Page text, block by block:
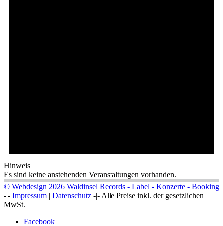
Hinweis
Es sind keine anstehenden Veranstaltungen vorhanden.
© Webdesign 2026 Waldinsel Records - Label - Konzerte - Booking
-|- Impressum | Datenschutz -|- Alle Preise inkl. der gesetzlichen
MwSt.
Facebook